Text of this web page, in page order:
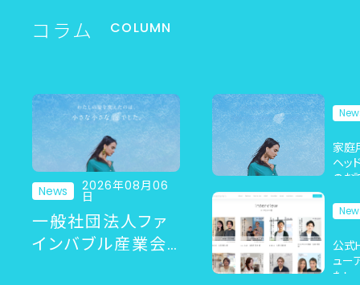
COLUMN
コラム
News 2026年08月06
日
一般社団法人ファ
インバブル産業会
家庭
ヘッ
のお
公式
ュー
た！